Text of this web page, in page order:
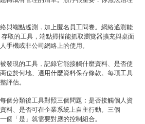
與端點遙測，加上匿名員工問卷。網絡遙測能
存取的工具，端點掃描能抓取瀏覽器擴充與桌面
手機或非公司網絡上的使用。
發現的工具，記錄它能接觸什麼資料、是否使
位於何地、適用什麼資料保存條款。每項工具
評估。
個分類後工具對照三個問題：是否接觸個人資
料、是否可在企業系統上自主行動。三個
個「是」就需要對應的控制組合。